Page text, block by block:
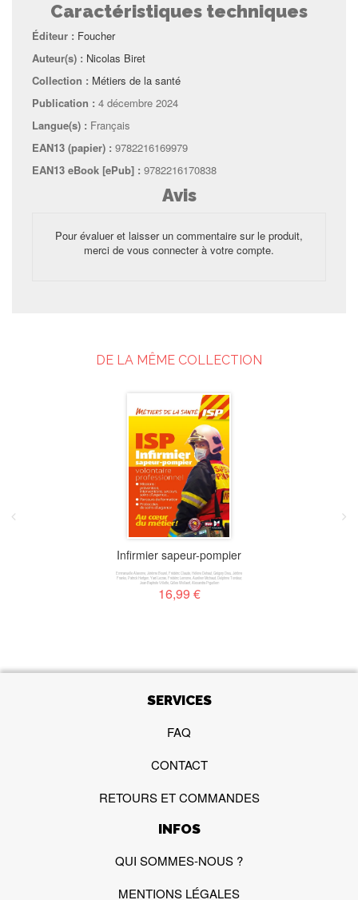
Caractéristiques techniques
Éditeur : Foucher
Auteur(s) : Nicolas Biret
Collection : Métiers de la santé
Publication : 4 décembre 2024
Langue(s) : Français
EAN13 (papier) : 9782216169979
EAN13 eBook [ePub] : 9782216170838
Avis
Pour évaluer et laisser un commentaire sur le produit,
merci de vous connecter à votre compte.
DE LA MÊME COLLECTION
Infirmier sapeur-pompier
Emmanuelle Alavoine Jérémie Bourel Frédéric Claude Hélène Dehaut Grégory Dieu Jérôme
Franko, Patrick Hertgen, Yaël Lecras, Frédéric Lemoine, Aurélien Michaud, Delphine Tondeur,
Jean-Baptiste Villette, Gilles Wollaert Alexandra Piguillem
16,99 €
SERVICES
FAQ
CONTACT
RETOURS ET COMMANDES
INFOS
QUI SOMMES-NOUS ?
MENTIONS LÉGALES